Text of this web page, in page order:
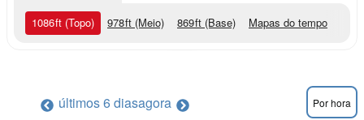
1086ft (Topo) 978ft (Meio) 869ft (Base) Mapas do tempo
últimos 6 diasagora Por hora